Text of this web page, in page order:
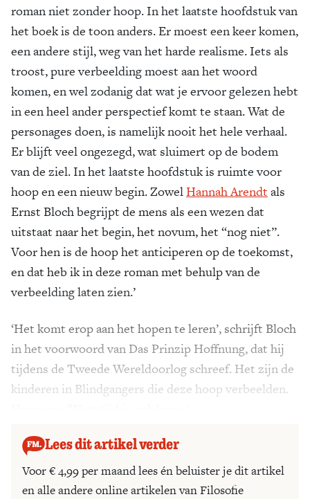
roman niet zonder hoop. In het laatste hoofdstuk van
het boek is de toon anders. Er moest een keer komen,
een andere stijl, weg van het harde realisme. Iets als
troost, pure verbeelding moest aan het woord
komen, en wel zodanig dat wat je ervoor gelezen hebt
in een heel ander perspectief komt te staan. Wat de
personages doen, is namelijk nooit het hele verhaal.
Er blijft veel ongezegd, wat sluimert op de bodem
van de ziel. In het laatste hoofdstuk is ruimte voor
hoop en een nieuw begin. ZowelHannah Arendt als
Ernst Bloch begrijpt de mens als een wezen dat
uitstaat naar het begin, het novum, het “nog niet”.
Voor hen is de hoop het anticiperen op de toekomst,
en dat heb ik in deze roman met behulp van de
verbeelding laten zien.’
‘Het komt erop aan het hopen te leren’, schrijft Bloch
in het voorwoord van Das Prinzip Hoffnung, dat hij
tijdens de Tweede Wereldoorlog schreef. Het zijn de
kinderen in Blindgangers die deze hoop verbeelden.
Lees dit artikel verder
Voor € 4,99 per maand lees én beluister je dit artikel
en alle andere online artikelen van Filosofie